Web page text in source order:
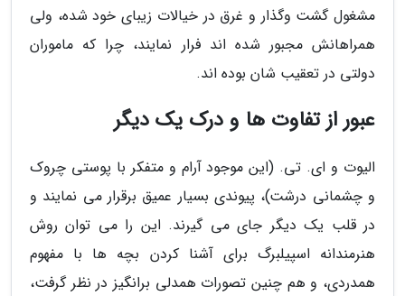
مشغول گشت وگذار و غرق در خیالات زیبای خود شده، ولی
همراهانش مجبور شده اند فرار نمایند، چرا که ماموران
دولتی در تعقیب شان بوده اند.
عبور از تفاوت ها و درک یک دیگر
الیوت و ای. تی. (این موجود آرام و متفکر با پوستی چروک
و چشمانی درشت)، پیوندی بسیار عمیق برقرار می نمایند و
در قلب یک دیگر جای می گیرند. این را می توان روش
هنرمندانه اسپیلبرگ برای آشنا کردن بچه ها با مفهوم
همدردی، و هم چنین تصورات همدلی برانگیز در نظر گرفت،